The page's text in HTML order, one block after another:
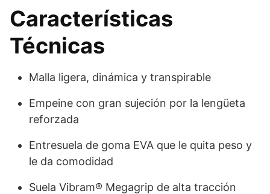
Características
Técnicas
Malla ligera, dinámica y transpirable
Empeine con gran sujeción por la lengüeta
reforzada
Entresuela de goma EVA que le quita peso y
le da comodidad
Suela Vibram® Megagrip de alta tracción